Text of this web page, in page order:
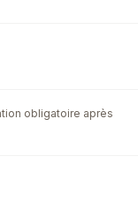
obligatoire après